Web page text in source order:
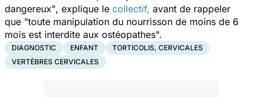
dangereux", explique le collectif, avant de rappeler
que "toute manipulation du nourrisson de moins de 6
mois est interdite aux ostéopathes".
DIAGNOSTIC ENFANT
TORTICOLIS, CERVICALES
VERTÈBRES CERVICALES